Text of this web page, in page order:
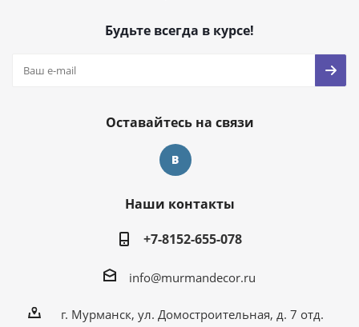
Будьте всегда в курсе!
Оставайтесь на связи
Наши контакты
+7-8152-655-078
info@murmandecor.ru
г. Мурманск, ул. Домостроительная, д. 7 отд.